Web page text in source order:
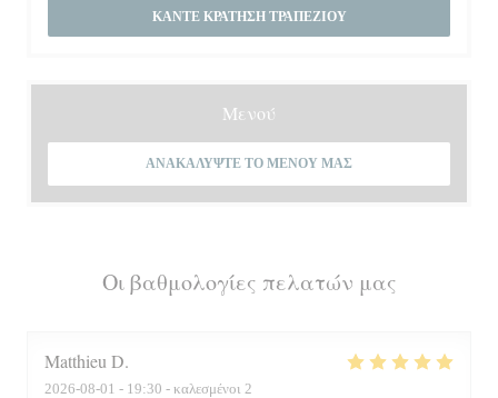
Οι βαθμολογίες πελατών μας
Matthieu D
2026-08-01 - 19:30 - καλεσμένοι 2
ΚΆΝΤΕ ΚΡΆΤΗΣΗ ΤΡΑΠΕΖΙΟΎ
Μενού
ΑΝΑΚΑΛΎΨΤΕ ΤΟ ΜΕΝΟΎ ΜΑΣ